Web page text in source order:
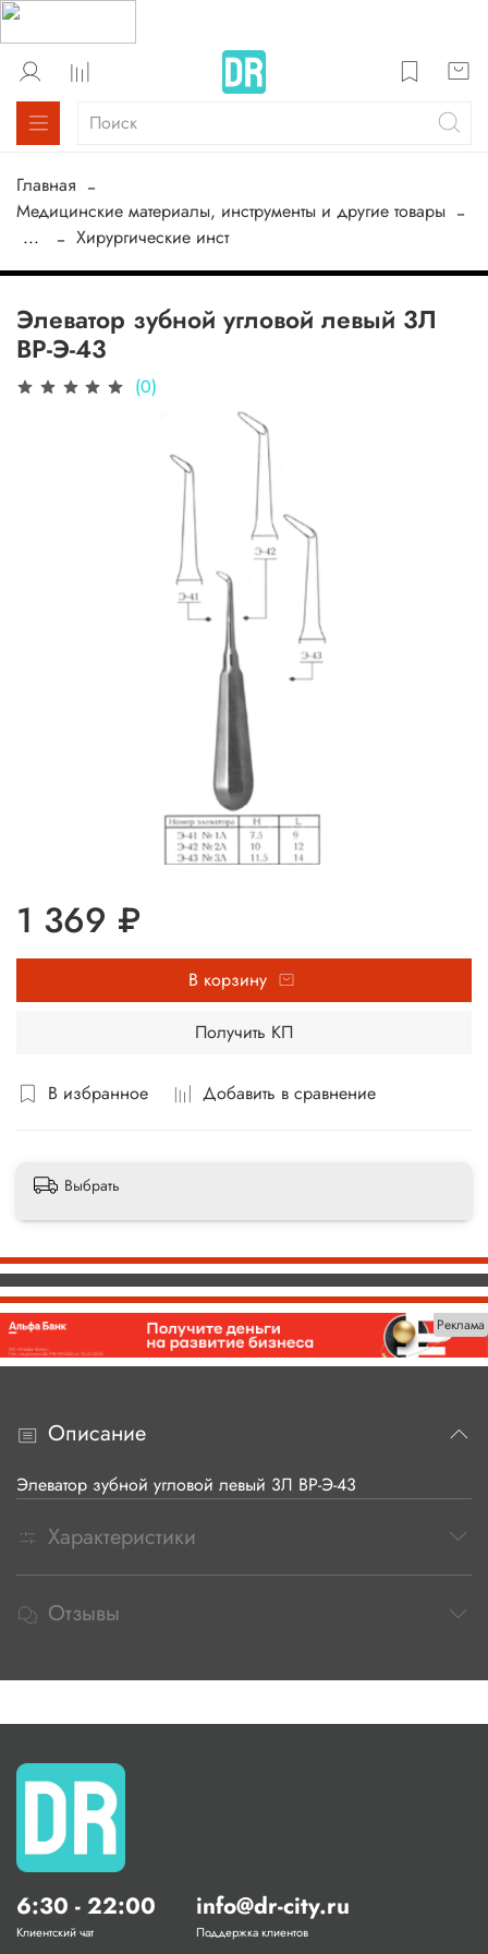
Главная
Медицинские материалы, инструменты и другие товары
...
Хирургические инст
Элеватор зубной угловой левый 3Л
ВР-Э-43
(0)
В избранное Добавить в сравнение
1 369 ₽
В корзину
Получить КП
Выбрать
Реклама
Описание
Элеватор зубной угловой левый 3Л ВР-Э-43
Характеристики
Отзывы
6:30 - 22:00
Клиентский чат
info@dr-city.ru
Поддержка клиентов